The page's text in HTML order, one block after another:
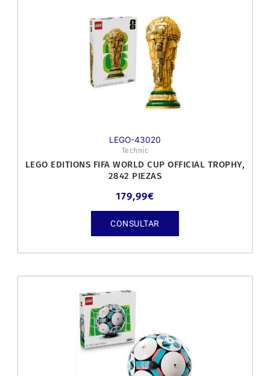
LEGO-43020
Technic
LEGO EDITIONS FIFA WORLD CUP OFFICIAL TROPHY,
2842 PIEZAS
179,99€
CONSULTAR